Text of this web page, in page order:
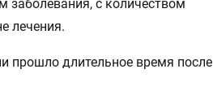
заболевания, с количеством
лечения.
прошло длительное время после